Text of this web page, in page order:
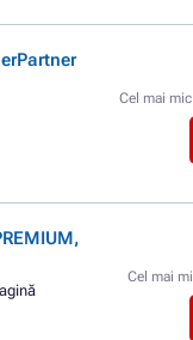
Cel mai
Cel mai